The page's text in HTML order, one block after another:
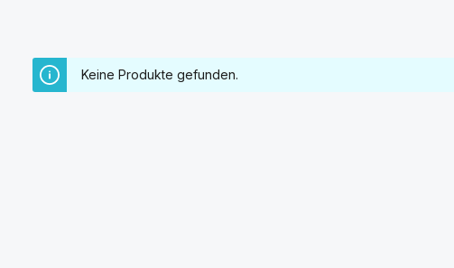
Keine Produkte gefunden.